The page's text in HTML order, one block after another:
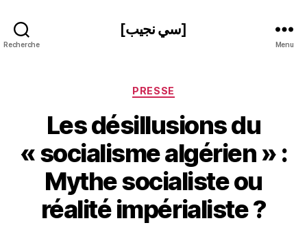
Recherche
[سي نجيب]
Menu
Catégories
PRESSE
Les désillusions du
« socialisme algérien » :
Mythe socialiste ou
réalité impérialiste ?
P
a
r